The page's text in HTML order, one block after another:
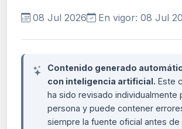
08 Jul 2026 En vigor: 08 Jul
Contenido generado
con inteligencia artificial. Este
ha sido revisado individualmente
persona y puede contener
siempre la fuente oficial antes de